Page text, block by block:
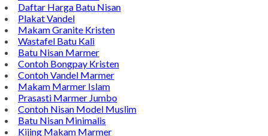
Daftar Harga Batu Nisan
Plakat Vandel
Makam Granite Kristen
Wastafel Batu Kali
Batu Nisan Marmer
Contoh Bongpay Kristen
Contoh Vandel Marmer
Makam Marmer Islam
Prasasti Marmer Jumbo
Contoh Nisan Model Muslim
Batu Nisan Minimalis
Kijing Makam Marmer